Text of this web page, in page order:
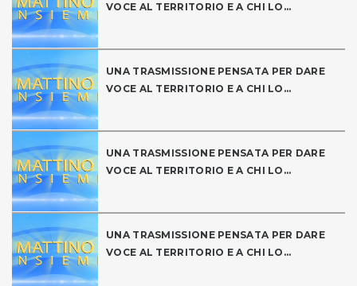
VOCE AL TERRITORIO E A CHI LO...
UNA TRASMISSIONE PENSATA PER DARE
VOCE AL TERRITORIO E A CHI LO...
UNA TRASMISSIONE PENSATA PER DARE
VOCE AL TERRITORIO E A CHI LO...
UNA TRASMISSIONE PENSATA PER DARE
VOCE AL TERRITORIO E A CHI LO...